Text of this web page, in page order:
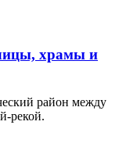
храмы и
район между
рекой.